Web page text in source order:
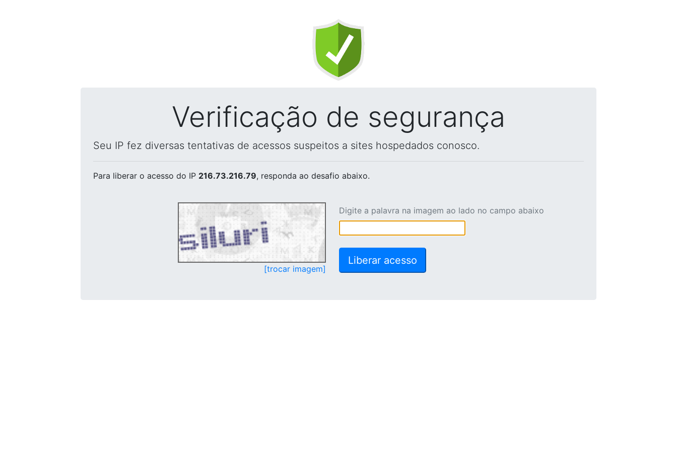
Verificação de segurança
Seu IP fez diversas tentativas de acessos suspeitos a sites hospedados conosco.
Para liberar o acesso do IP 216.73.216.79, responda ao desafio abaixo.
[trocar imagem]
Digite a palavra na imagem ao lado no campo abaixo